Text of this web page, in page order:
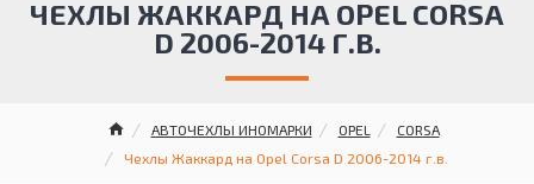
АВТОЧЕХЛЫ ИНОМАРКИ OPEL
CORSA
Чехлы Жаккард на Opel Corsa D 2006-2014 г.в.
ЧЕХЛЫ ЖАККАРД НА OPEL CORSA
D 2006-2014 Г.В.